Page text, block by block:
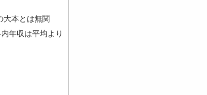
大本とは無関
年収は平均より